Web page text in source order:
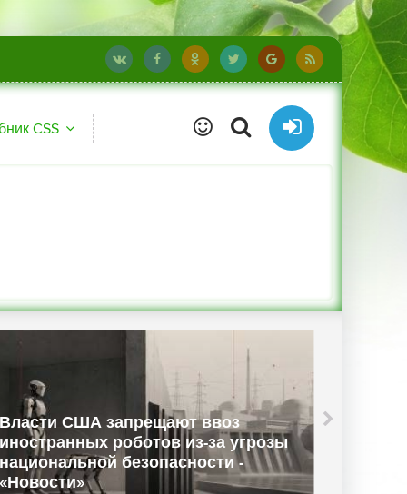
CSS
Apple потеряла почти $400 млрд
капитализации из-за
неутешительного прогноза -
«Новости сети»